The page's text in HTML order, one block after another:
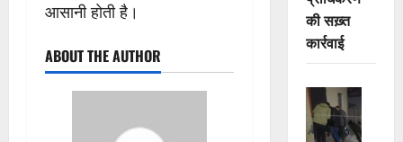
आसानी होती है।
ABOUT THE AUTHOR
की सख़्त
कार्रवाई